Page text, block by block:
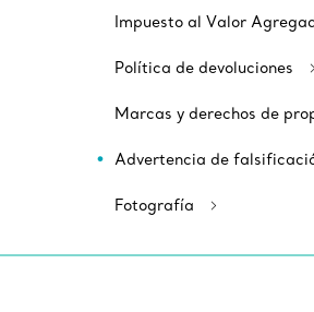
Impuesto al Valor
Política de devoluciones
Marcas y derechos de
Advertencia de
Fotografía